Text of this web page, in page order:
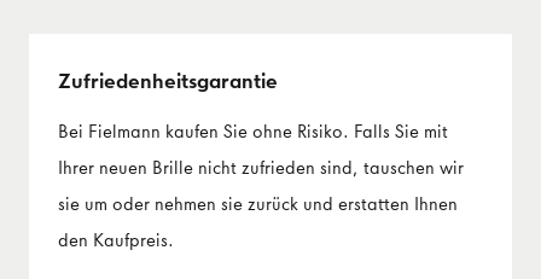
Zufriedenheits­garantie
Bei Fielmann kaufen Sie ohne Risiko. Falls Sie mit
Ihrer neuen Brille nicht zufrieden sind, tauschen wir
sie um oder nehmen sie zurück und erstatten Ihnen
den Kaufpreis.